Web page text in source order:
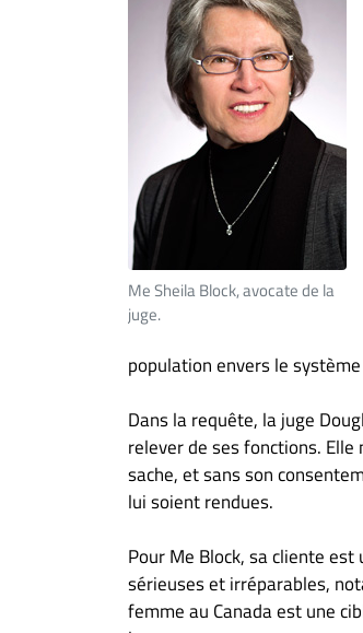
Me Sheila Block, avocate de la
juge.
population envers le
Dans la requête, la juge
relever de ses fonctions.
sache, et sans son
lui soient rendues.
Pour Me Block, sa cliente
sérieuses et irréparables,
femme au Canada est une